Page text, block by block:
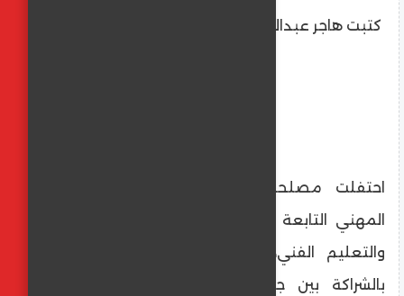
كتبت هاجر عبدالعليم
احتفلت مصلحة الكفاية الإنتاجية والتدريب
المهني التابعة لوزارة الصناعة ووزارة التعليم
بالشراكة بين جمهورية مصر العربية ودولة